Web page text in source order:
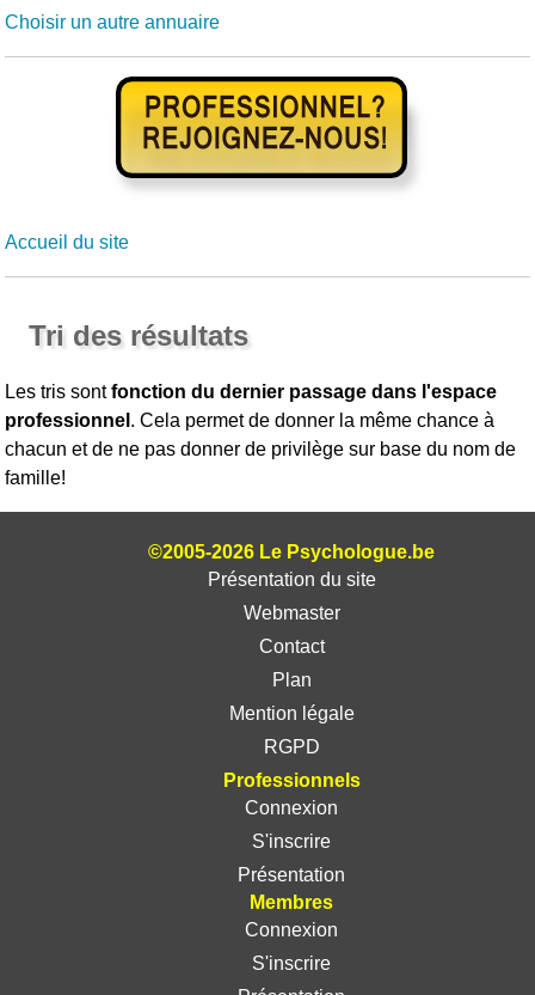
Choisir un autre annuaire
Accueil du site
Tri des résultats
Les tris sontfonction du dernier passage dans l'espace
professionnel . Cela permet de donner la même chance à
chacun et de ne pas donner de privilège sur base du nom de
famille!
©2005-2026 Le Psychologue.be
Présentation du site
Webmaster
Contact
Plan
Mention légale
RGPD
Professionnels
Connexion
S'inscrire
Présentation
Membres
Connexion
S'inscrire